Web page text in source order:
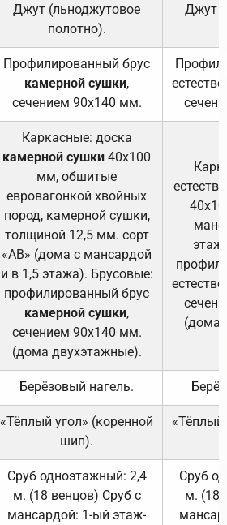
Джут (льноджутовое
полотно).
Джут
Профилированный брус
камерной сушки,
сечением 90х140 мм.
Каркасные: доска
камерной сушки 40х100
мм, обшитые
евровагонкой хвойных
пород, камерной сушки,
толщиной 12,5 мм. сорт
«АВ» (дома с мансардой
и в 1,5 этажа). Брусовые:
профилированный брус
камерной сушки,
сечением 90х140 мм.
(дома двухэтажные).
(дома
Берёзовый нагель.
«Тёплый угол» (коренной
шип).
«Тёплый
Сруб одноэтажный: 2,4
м. (18 венцов) Сруб с
мансардой: 1-ый этаж-
Сруб
м. (18